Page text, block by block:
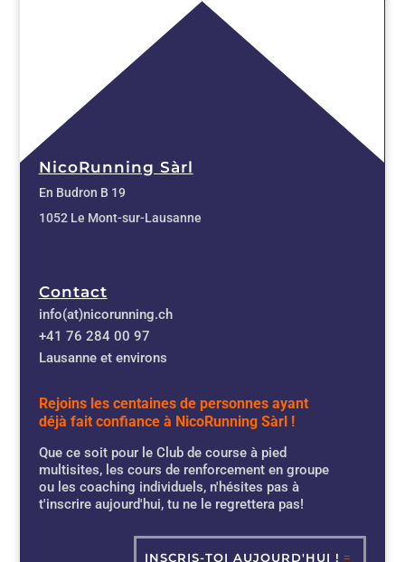
NicoRunning Sàrl
En Budron B 19
1052 Le Mont-sur-Lausanne
Contact
info(at)nicorunning.ch
+41 76 284 00 97
Lausanne et environs
Rejoins les centaines de personnes ayant
déjà fait confiance à NicoRunning Sàrl !
Que ce soit pour le Club de course à pied
multisites, les cours de renforcement en groupe
ou les coaching individuels, n'hésites pas à
t'inscrire aujourd'hui, tu ne le regrettera pas!
INSCRIS-TOI AUJOURD'HUI !